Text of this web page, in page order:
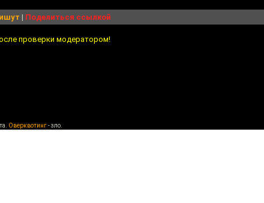
| Поделиться ссылкой
проверки модератором!
Оверквотинг- зло.